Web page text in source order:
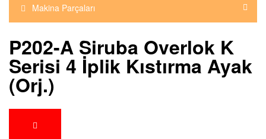
Makina Parçaları
P202-A Siruba Overlok K
Serisi 4 İplik Kıstırma Ayak
(Orj.)